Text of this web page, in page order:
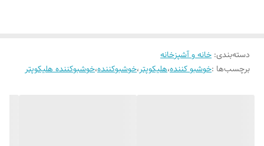
وجور و نصب آسان: نصب سریع روی دریچه کولر یا داشبورد، بدون اشغال
فضا یا مزاحمت دید راننده.
دسته‌بندی: خانه و آشپزخانه
برچسب‌ها :خوشبو کننده،هلیکوپتر،خوشبوکننده،خوشبوکننده هلیکوپتر